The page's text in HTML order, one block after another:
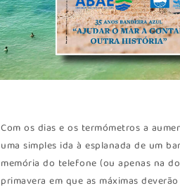
Com os dias e os termómetros a
uma simples ida à esplanada de um
memória do telefone (ou apenas na
primavera em que as máximas